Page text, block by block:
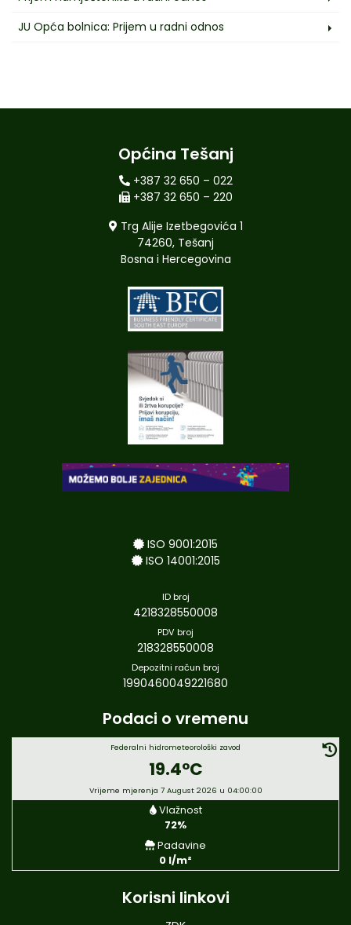
JU Opća bolnica: Prijem u radni odnos
Općina Tešanj
+387 32 650 – 022
+387 32 650 – 220
Trg Alije Izetbegovića 1
74260, Tešanj
Bosna i Hercegovina
ISO 9001:2015
ISO 14001:2015
ID broj
4218328550008
PDV broj
218328550008
Depozitni račun broj
1990460049221680
Podaci o vremenu
Federalni hidrometeorološki zavod
19.4°C
Vrijeme mjerenja 7 August 2026 u 04:00:00
Vlažnost
72%
Padavine
0 l/m²
Korisni linkovi